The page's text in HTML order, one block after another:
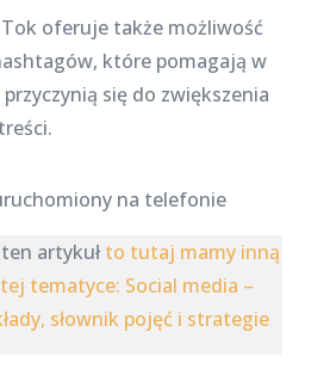
oferuje także możliwość
które pomagają w
się do zwiększenia
artykułto tutaj mamy inną
tematyce: Social media –
słownik pojęć i strategie